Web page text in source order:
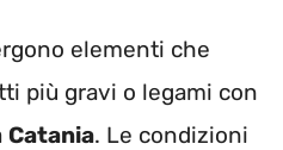
elementi che
più gravi o legami con
Catania. Le condizioni